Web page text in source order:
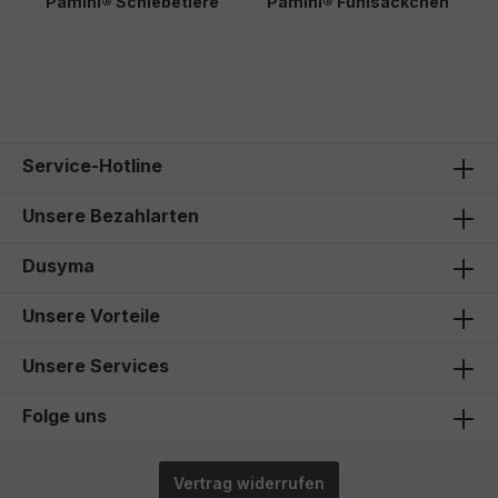
Service-Hotline
Unsere Bezahlarten
Dusyma
Unsere Vorteile
Unsere Services
Folge uns
Vertrag widerrufen